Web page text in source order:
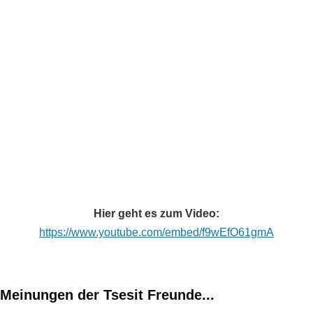
Hier geht es zum Video:
https://www.youtube.com/embed/f9wEfO61gmA
Meinungen der Tsesit Freunde...